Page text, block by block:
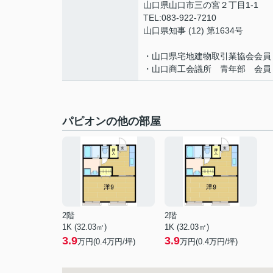
山口県山口市三の宮２丁目1-1
TEL:083-922-7210
山口県知事 (12) 第1634号
・山口県宅地建物取引業協会会員
・山口商工会議所 青年部 会員
パピオンの他の部屋
2階
1K (32.03㎡)
3.9万円(0.4万円/坪)
2階
1K (32.03㎡)
3.9万円(0.4万円/坪)